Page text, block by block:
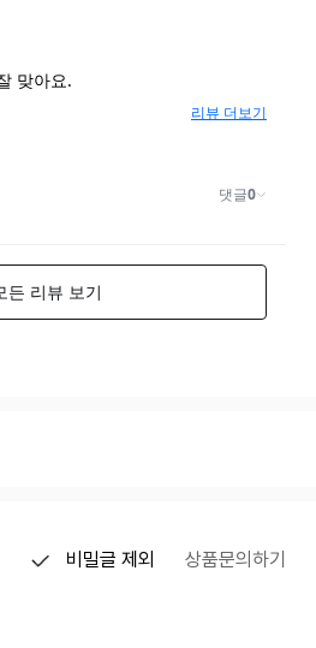
비밀글 제외 상품문의하기